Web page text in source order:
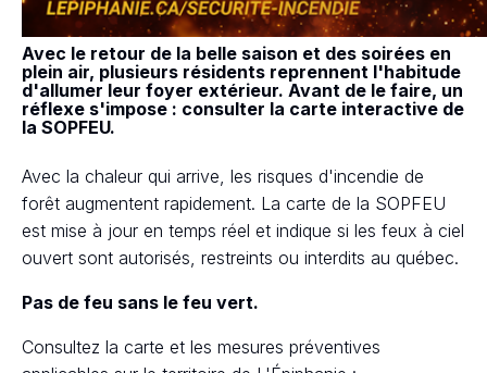
Avec le retour de la belle saison et des soirées en
plein air, plusieurs résidents reprennent l'habitude
d'allumer leur foyer extérieur. Avant de le faire, un
réflexe s'impose : consulter la carte interactive de
la SOPFEU.
Avec la chaleur qui arrive, les risques d'incendie de
forêt augmentent rapidement. La carte de la SOPFEU
est mise à jour en temps réel et indique si les feux à ciel
ouvert sont autorisés, restreints ou interdits au québec.
Pas de feu sans le feu vert.
Consultez la carte et les mesures préventives